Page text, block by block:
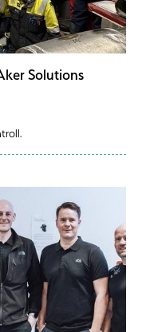
Solutions